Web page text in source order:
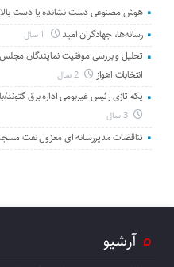
هوش مصنوعی دست نشانده یا دست
رسانه‌ها، جهادگران امید
تحلیل و بررسی موفقیت نمایندگان
انتخابات اهواز
2 سال
یکه تازی رئیس غیربومی اداره برق
3 سال
تناقضات مدیررسانه ای معزول نفت
آرشیو